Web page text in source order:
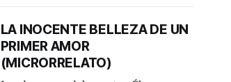
LA INOCENTE BELLEZA DE UN
PRIMER AMOR
(MICRORRELATO)